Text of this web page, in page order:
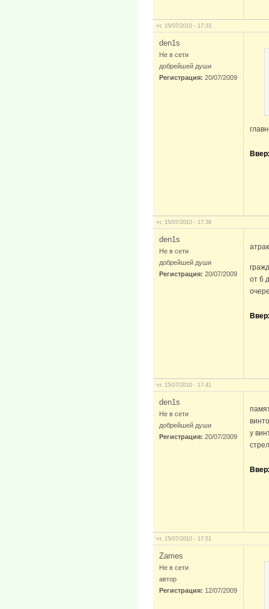
чт, 15/07/2010 - 17:33
den1s
Не в сети
добрейшей души
Регистрация: 20/07/2009
чт, 15/07/2010 - 17:38
den1s
Не в сети
добрейшей души
Регистрация: 20/07/2009
от 6
чт, 15/07/2010 - 17:41
den1s
Не в сети
добрейшей души
Регистрация: 20/07/2009
у
чт, 15/07/2010 - 17:51
Zames
Не в сети
автор
Регистрация: 12/07/2009